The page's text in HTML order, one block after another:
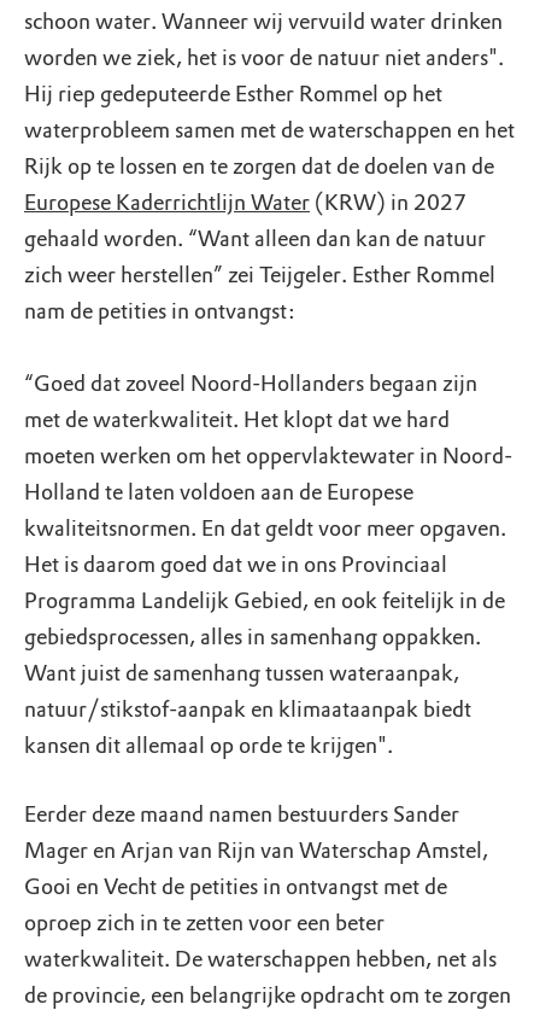
schoon water. Wanneer wij vervuild water drinken
worden we ziek, het is voor de natuur niet anders".
Hij riep gedeputeerde Esther Rommel op het
waterprobleem samen met de waterschappen en het
Rijk op te lossen en te zorgen dat de doelen van de
Europese Kaderrichtlijn Water (KRW) in 2027
gehaald worden. “Want alleen dan kan de natuur
zich weer herstellen” zei Teijgeler. Esther Rommel
nam de petities in ontvangst:
“Goed dat zoveel Noord-Hollanders begaan zijn
met de waterkwaliteit. Het klopt dat we hard
moeten werken om het oppervlaktewater in Noord-
Holland te laten voldoen aan de Europese
kwaliteitsnormen. En dat geldt voor meer opgaven.
Het is daarom goed dat we in ons Provinciaal
Programma Landelijk Gebied, en ook feitelijk in de
gebiedsprocessen, alles in samenhang oppakken.
Want juist de samenhang tussen wateraanpak,
natuur/stikstof-aanpak en klimaataanpak biedt
kansen dit allemaal op orde te krijgen".
Eerder deze maand namen bestuurders Sander
Mager en Arjan van Rijn van Waterschap Amstel,
Gooi en Vecht de petities in ontvangst met de
oproep zich in te zetten voor een beter
waterkwaliteit. De waterschappen hebben, net als
de provincie, een belangrijke opdracht om te zorgen